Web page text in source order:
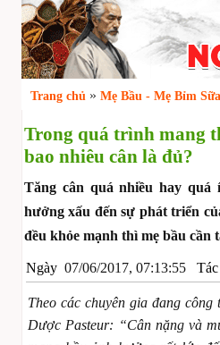
Trang chủ » Mẹ Bầu - Mẹ Bỉm Sữa
Trong quá trình mang
bao nhiêu cân là đủ?
Tăng cân quá nhiều hay
hưởng xấu đến sự phát triển
đều khỏe mạnh thì mẹ bầu cần
Ngày 07/06/2017, 07:13:55 Tác
Theo các chuyên gia đang
Dược Pasteur: “Cân nặng và